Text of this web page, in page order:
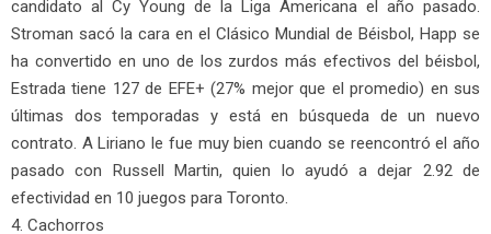
candidato al Cy Young de la Liga Americana el año pasado.
Stroman sacó la cara en el Clásico Mundial de Béisbol, Happ se
ha convertido en uno de los zurdos más efectivos del béisbol,
Estrada tiene 127 de EFE+ (27% mejor que el promedio) en sus
últimas dos temporadas y está en búsqueda de un nuevo
contrato. A Liriano le fue muy bien cuando se reencontró el año
pasado con Russell Martin, quien lo ayudó a dejar 2.92 de
efectividad en 10 juegos para Toronto.
4. Cachorros